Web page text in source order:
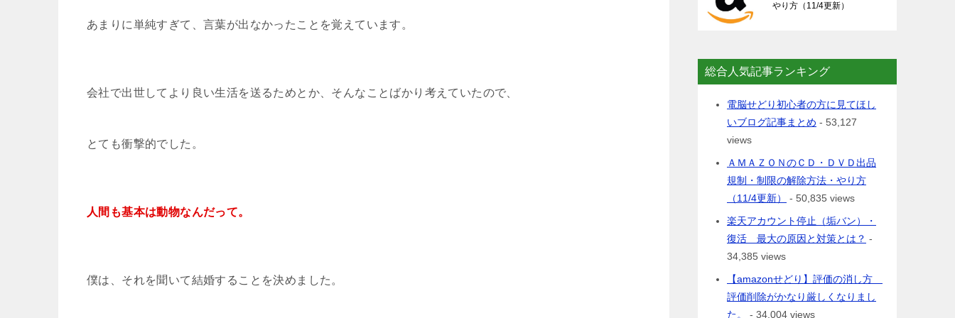
あまりに単純すぎて、言葉が出なかったことを覚えています。
会社で出世してより良い生活を送るためとか、そんなことばかり考えていたので、
とても衝撃的でした。
人間も基本は動物なんだって。
僕は、それを聞いて結婚することを決めました。
やり方（11/4更新）
総合人気記事ランキング
電脳せどり初心者の方に見てほし
いブログ記事まとめ - 53,127
views
ＡＭＡＺＯＮのＣＤ・ＤＶＤ出品
規制・制限の解除方法・やり方
（11/4更新）
- 50,835 views
楽天アカウント停止（垢バン）・
復活 最大の原因と対策とは？ -
34,385 views
【amazonせどり】評価の消し方
評価削除がかなり厳しくなりまし
た。
- 34,004 views